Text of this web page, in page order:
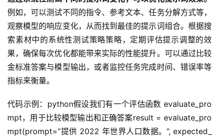
例如，可以测试不同的指令、参考文本、任务分解方式等，
观察模型的响应变化，从而找到最佳的提示词组合。根据搜
索素材中的系统性测试策略策略，定期评估提示调整的效
果，确保每次优化都能带来实际的性能提升。可以通过比较
金标准答案与模型输出，或者监控任务完成时间、错误率等
指标来衡量。
代码示例：python假设我们有一个评估函数 evaluate_pro
mpt，用于比较模型输出和正确答案result = evaluate_pro
mpt(prompt=”提供 2022 年世界人口数据。”, expected_